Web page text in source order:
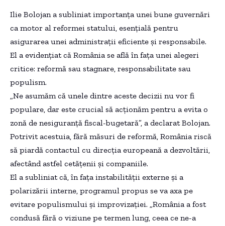
Ilie Bolojan a subliniat importanța unei bune guvernări
ca motor al reformei statului, esențială pentru
asigurarea unei administrații eficiente și responsabile.
El a evidențiat că România se află în fața unei alegeri
critice: reformă sau stagnare, responsabilitate sau
populism.
„Ne asumăm că unele dintre aceste decizii nu vor fi
populare, dar este crucial să acționăm pentru a evita o
zonă de nesiguranță fiscal-bugetară”, a declarat Bolojan.
Potrivit acestuia, fără măsuri de reformă, România riscă
să piardă contactul cu direcția europeană a dezvoltării,
afectând astfel cetățenii și companiile.
El a subliniat că, în fața instabilității externe și a
polarizării interne, programul propus se va axa pe
evitare populismului și improvizației. „România a fost
condusă fără o viziune pe termen lung, ceea ce ne-a